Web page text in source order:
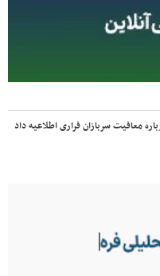
معافیت سربازان فراری اطلاعیه داد